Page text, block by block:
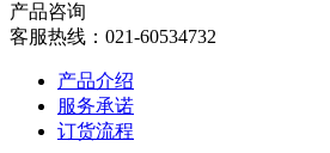
产品咨询
客服热线：021-60534732
产品介绍
服务承诺
订货流程